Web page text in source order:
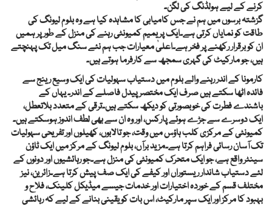
کرنے کے لیے ہولڈنگ کی لگن۔
گزشتہ برسوں میں ہم نے جس کامیابی کا مشاہدہ کیا ہے وہ بلوم لیونگ کی
طاقت کو نمایاں کرتی ہے۔ایک پریمیم کمیونٹی رہنے کی منزل کے طور پر ہمیں
ان کو برقرار رکھنے پر فخر ہے۔اعلیٰ معیارات جب ہم نئے سنگ میل تک پہنچتے
ہیں، جو مارکیٹ کی گہری سمجھ سے کارفرما ہوتے ہیں۔
کارمونا کے اندر رہنے والے بلوم میں دستیاب سہولیات کی ایک وسیع رینج سے
فائدہ اٹھا سکتے ہیں صرف ایک مختصر پیدل فاصلے کے اندر۔ یہاں کے
باشندے فطرت کی خوبصورتی کو دیکھ سکتے ہیں۔ترقی کے متعدد بلاتعطل،
ایک دوسرے سے جڑے ہوئے پارکس، اور وہ ان سے بھی لطف اندوز ہوسکتے ہیں۔
کمیونٹی کے مرکزی کلب ہاؤس میں وقت، جو تالابوں، کھیلوں اور تفریحی سہولیات
تک آسان رسائی فراہم کرتا ہے۔مزید برآں، بلوم لیونگ کے مرکز میں ایک ٹاؤن
سینٹر واقع ہے، جو ایک متحرک کمیونٹی کی منزل ہے۔جو رہائشیوں اور دونوں کے
لئے دستیاب شاندار ریستوراں اور کیفے کی ایک صف پیش کرتا ہے۔زائرین، نیز
مختلف قسم کے خوردہ اختیارات اور خدمات جیسے میڈیکل کلینک، فلاح و
بہبود کا مرکز اور ایک سپر مارکیٹ، اس بات کو یقینی بنانے کے لیے کہ رہائشی